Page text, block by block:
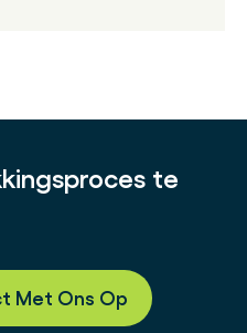
te
Met Ons Op